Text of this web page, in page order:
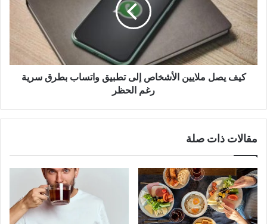
إلى
تطبيق
واتساب
بطرق
سرية
رغمكيف يصل ملايين الأشخاص إلى تطبيق واتساب بطرق سرية
رغم الحظر
مقالات ذات صلة